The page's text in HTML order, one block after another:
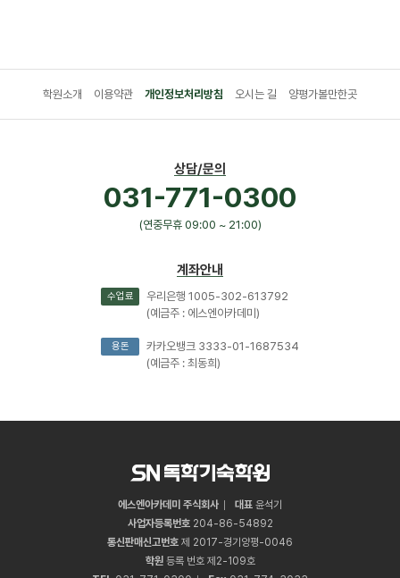
학원소개 이용약관 개인정보처리방침 오시는 길 양평가볼만한곳
상담/문의
031-771-0300
(연중무휴 09:00 ~ 21:00)
계좌안내
수업료
우리은행 1005-302-613792
(예금주 : 에스엔아카데미)
용돈
카카오뱅크 3333-01-1687534
(예금주 : 최동희)
에스엔아카데미 주식회사 대표 윤석기
사업자등록번호 204-86-54892
통신판매신고번호 제 2017-경기양평-0046
학원등록 번호 제2-109호